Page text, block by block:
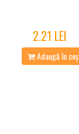
2.21 LEI
Adaugă în coș